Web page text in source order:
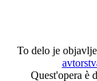
To delo je
Quest'opera è